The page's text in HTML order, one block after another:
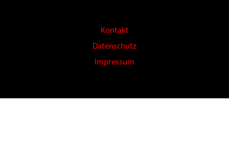
Kontakt
Datenschutz
Impressum